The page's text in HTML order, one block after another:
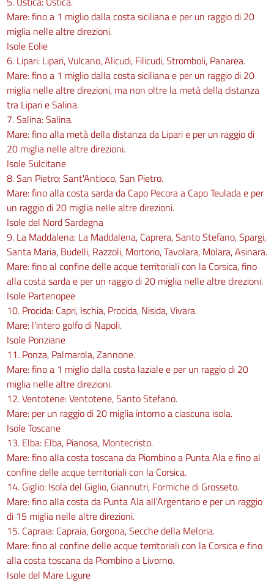
Mare: fino a 1 miglio dalla costa siciliana e per un raggio di 20
miglia nelle altre direzioni.
Isole Eolie
6. Lipari: Lipari, Vulcano, Alicudi, Filicudi, Stromboli, Panarea.
Mare: fino a 1 miglio dalla costa siciliana e per un raggio di 20
miglia nelle altre direzioni, ma non oltre la metà della distanza
tra Lipari e Salina.
7. Salina: Salina.
Mare: fino alla metà della distanza da Lipari e per un raggio di
20 miglia nelle altre direzioni.
Isole Sulcitane
8. San Pietro: Sant'Antioco, San Pietro.
Mare: fino alla costa sarda da Capo Pecora a Capo Teulada e per
un raggio di 20 miglia nelle altre direzioni.
Isole del Nord Sardegna
9. La Maddalena: La Maddalena, Caprera, Santo Stefano, Spargi,
Santa Maria, Budelli, Razzoli, Mortorio, Tavolara, Molara, Asinara.
Mare: fino al confine delle acque territoriali con la Corsica, fino
alla costa sarda e per un raggio di 20 miglia nelle altre direzioni.
Isole Partenopee
10. Procida: Capri, Ischia, Procida, Nisida, Vivara.
Mare: l'intero golfo di Napoli.
Isole Ponziane
11. Ponza, Palmarola, Zannone.
Mare: fino a 1 miglio dalla costa laziale e per un raggio di 20
miglia nelle altre direzioni.
12. Ventotene: Ventotene, Santo Stefano.
Mare: per un raggio di 20 miglia intorno a ciascuna isola.
Isole Toscane
13. Elba: Elba, Pianosa, Montecristo.
Mare: fino alla costa toscana da Piombino a Punta Ala e fino al
confine delle acque territoriali con la Corsica.
14. Giglio: Isola del Giglio, Giannutri, Formiche di Grosseto.
Mare: fino alla costa da Punta Ala all'Argentario e per un raggio
di 15 miglia nelle altre direzioni.
15. Capraia: Capraia, Gorgona, Secche della Meloria.
Mare: fino al confine delle acque territoriali con la Corsica e fino
alla costa toscana da Piombino a Livorno.
Isole del Mare Ligure